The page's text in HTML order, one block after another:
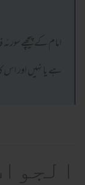
امام کے پیچھے
ہے یا نہیں اور اس